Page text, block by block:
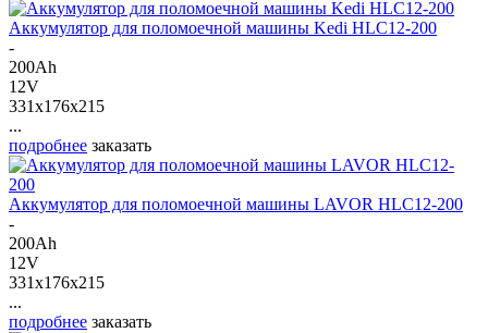
Аккумулятор для поломоечной машины Kedi HLC12-200
-
200Ah
12V
331x176x215
...
подробнее заказать
Аккумулятор для поломоечной машины LAVOR HLC12-200
-
200Ah
12V
331x176x215
...
подробнее заказать